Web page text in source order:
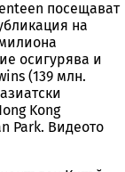
посещават
на
осигурява и
(139 млн.
Kong
Park. Видеото